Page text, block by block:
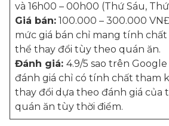
và 16h00 – 00h00 (Thứ Sáu,
Giá bán: 100.000 – 300.000
mức giá bán chỉ mang tính
thể thay đổi tùy theo quán ăn.
Đánh giá: 4.9/5 sao trên
đánh giá chỉ có tính chất tham
thay đổi dựa theo đánh giá của
quán ăn tùy thời điểm.